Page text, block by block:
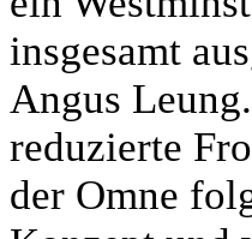
insgesamt
Angus
reduzierte
der Omne